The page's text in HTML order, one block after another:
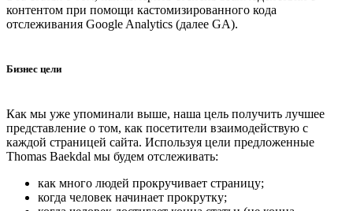
контентом при помощи кастомизированного кода
отслеживания Google Analytics (далее GA).
Бизнес цели
Как мы уже упоминали выше, наша цель получить лучшее
представление о том, как посетители взаимодействую с
каждой страницей сайта. Используя цели предложенные
Thomas Baekdal мы будем отслеживать:
как много людей прокручивает страницу;
когда человек начинает прокрутку;